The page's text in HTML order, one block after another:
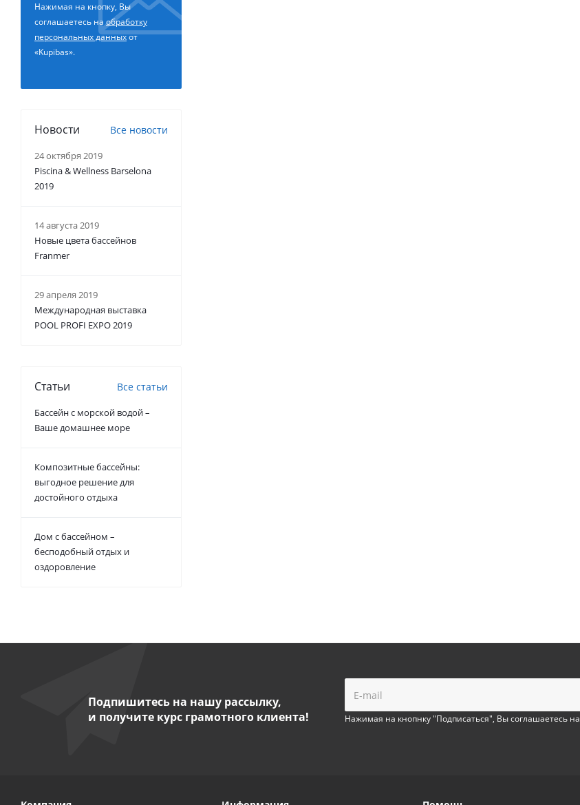
Нажимая на кнопку, Вы
соглашаетесь наобработку
персональных данныхот
«Kupibas».
Новости Все новости
24 октября 2019
Piscina & Wellness Barselona
2019
14 августа 2019
Новые цвета бассейнов
Franmer
29 апреля 2019
Международная выставка
POOL PROFI EXPO 2019
Статьи Все статьи
Бассейн с морской водой –
Ваше домашнее море
Композитные бассейны:
выгодное решение для
достойного отдыха
Дом с бассейном –
бесподобный отдых и
оздоровление
Подпишитесь на нашу рассылку,
и получите курс грамотного клиента!
Нажимая на кнопнку "Подписаться", Вы соглашаетесь на